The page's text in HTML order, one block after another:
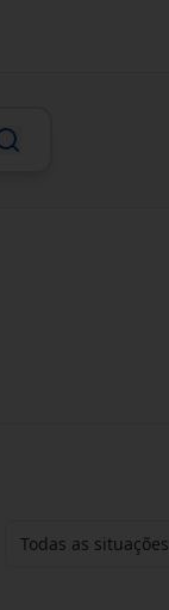
Todas as situações